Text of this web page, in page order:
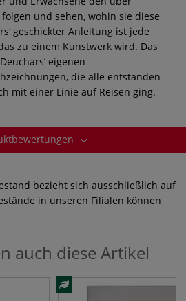
und sehen, wohin sie diese
geschickter Anleitung ist jede
zu einem Kunstwerk wird. Das
eigenen
die alle entstanden
mit einer Linie auf Reisen ging.
bezieht sich ausschließlich auf
in unseren Filialen können
auch diese Artikel